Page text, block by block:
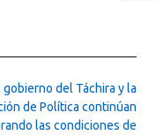
gobierno del Táchira y la
de Política continúan
las condiciones de